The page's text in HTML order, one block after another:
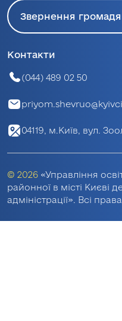
Звернення
Контакти
(044) 489 02 50
04119, м.Київ, вул.
© 2026 «Управління
районної в місті Києві
адміністрації». Всі